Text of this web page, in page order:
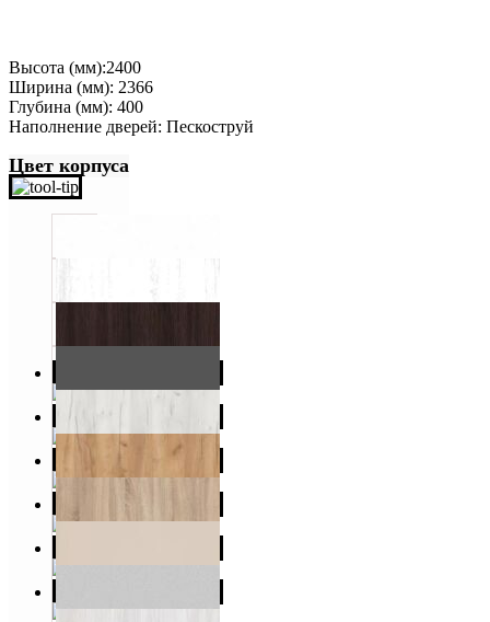
Высота (мм):2400
Ширина (мм): 2366
Глубина (мм): 400
Наполнение дверей: Пескоструй
Цвет корпуса